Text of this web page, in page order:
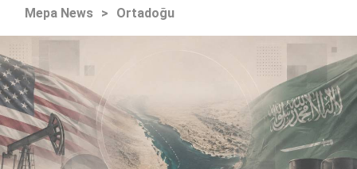
Mepa News > Ortadoğu